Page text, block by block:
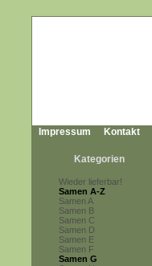
Impressum Kontakt
Kategorien
Wieder lieferbar!
Samen A-Z
Samen A
Samen B
Samen C
Samen D
Samen E
Samen F
Samen G